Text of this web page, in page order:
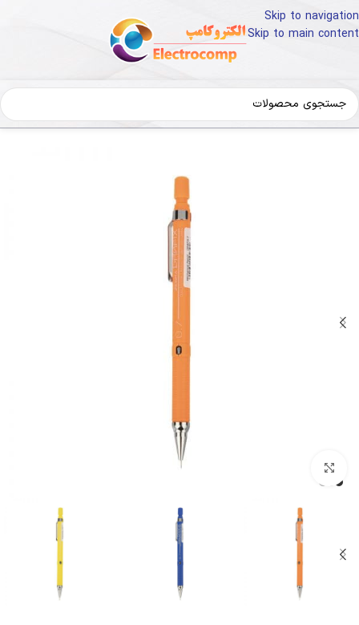
Skip to navigation
Skip to main content
خانه لوازم تحریر و هنر نوشت افزار مداد نوکی و نوک